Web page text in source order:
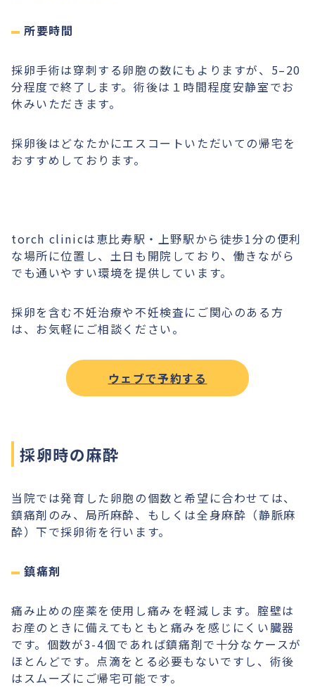
所要時間
採卵手術は穿刺する卵胞の数にもよりますが、5–20
分程度で終了します。術後は１時間程度安静室でお
休みいただきます。
採卵後はどなたかにエスコートいただいての帰宅を
おすすめしております。
torch clinicは恵比寿駅・上野駅から徒歩1分の便利
な場所に位置し、土日も開院しており、働きながら
でも通いやすい環境を提供しています。
採卵を含む不妊治療や不妊検査にご関心のある方
は、お気軽にご相談ください。
ウェブで予約する
採卵時の麻酔
当院では発育した卵胞の個数と希望に合わせては、
鎮痛剤のみ、局所麻酔、もしくは全身麻酔（静脈麻
酔）下で採卵術を行います。
鎮痛剤
痛み止めの座薬を使用し痛みを軽減します。腟壁は
お産のときに備えてもともと痛みを感じにくい臓器
です。個数が3-4個であれば鎮痛剤で十分なケースが
ほとんどです。点滴をとる必要もないですし、術後
はスムーズにご帰宅可能です。